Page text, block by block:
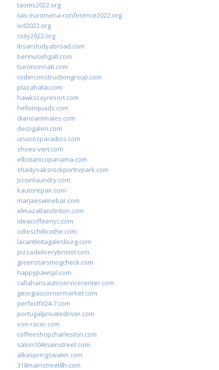
taoms2022.org
iias-euromena-conference2022.org
ivd2022.org
csity2022.org
ibsarstudyabroad.com
bennusehgall.com
tsecincinnati.com
roderconstructiongroup.com
plazabatai.com
hawkscayresort.com
hellonquads.com
diarioanimales.com
decogaleri.com
unavozparadios.com
shoes-vert.com
elbotanicopanama.com
shadyoaksrockportrvpark.com
jccoinlaundry.com
kautorepair.com
marjaeswinebar.com
elmazatlanclinton.com
ideacoffeenyc.com
odieschillicothe.com
lacantinitagalesburg.com
pizzadeliverybristol.com
greenstarsmogcheck.com
happypawspl.com
callahansautoservicecenter.com
georgiascornermarket.com
perfectfit24-7.com
portugalprivatedriver.com
von-racer.com
coffeeshopcharleston.com
salon104mainstreet.com
alkaspringswater.com
318mainstreet8h.com